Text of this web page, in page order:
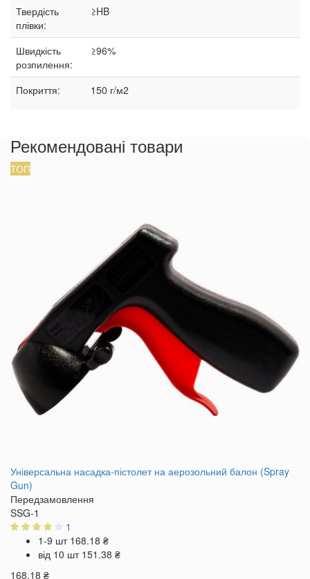
Твердість
плівки:
≥HB
Швидкість
розпилення:
≥96%
Покриття: 150 г/м2
Рекомендовані товари
ТОП
Універсальна насадка-пістолет на аерозольний балон (Spray
Gun)
Передзамовлення
SSG-1
1
1-9 шт 168.18 ₴
від 10 шт 151.38 ₴
168.18 ₴